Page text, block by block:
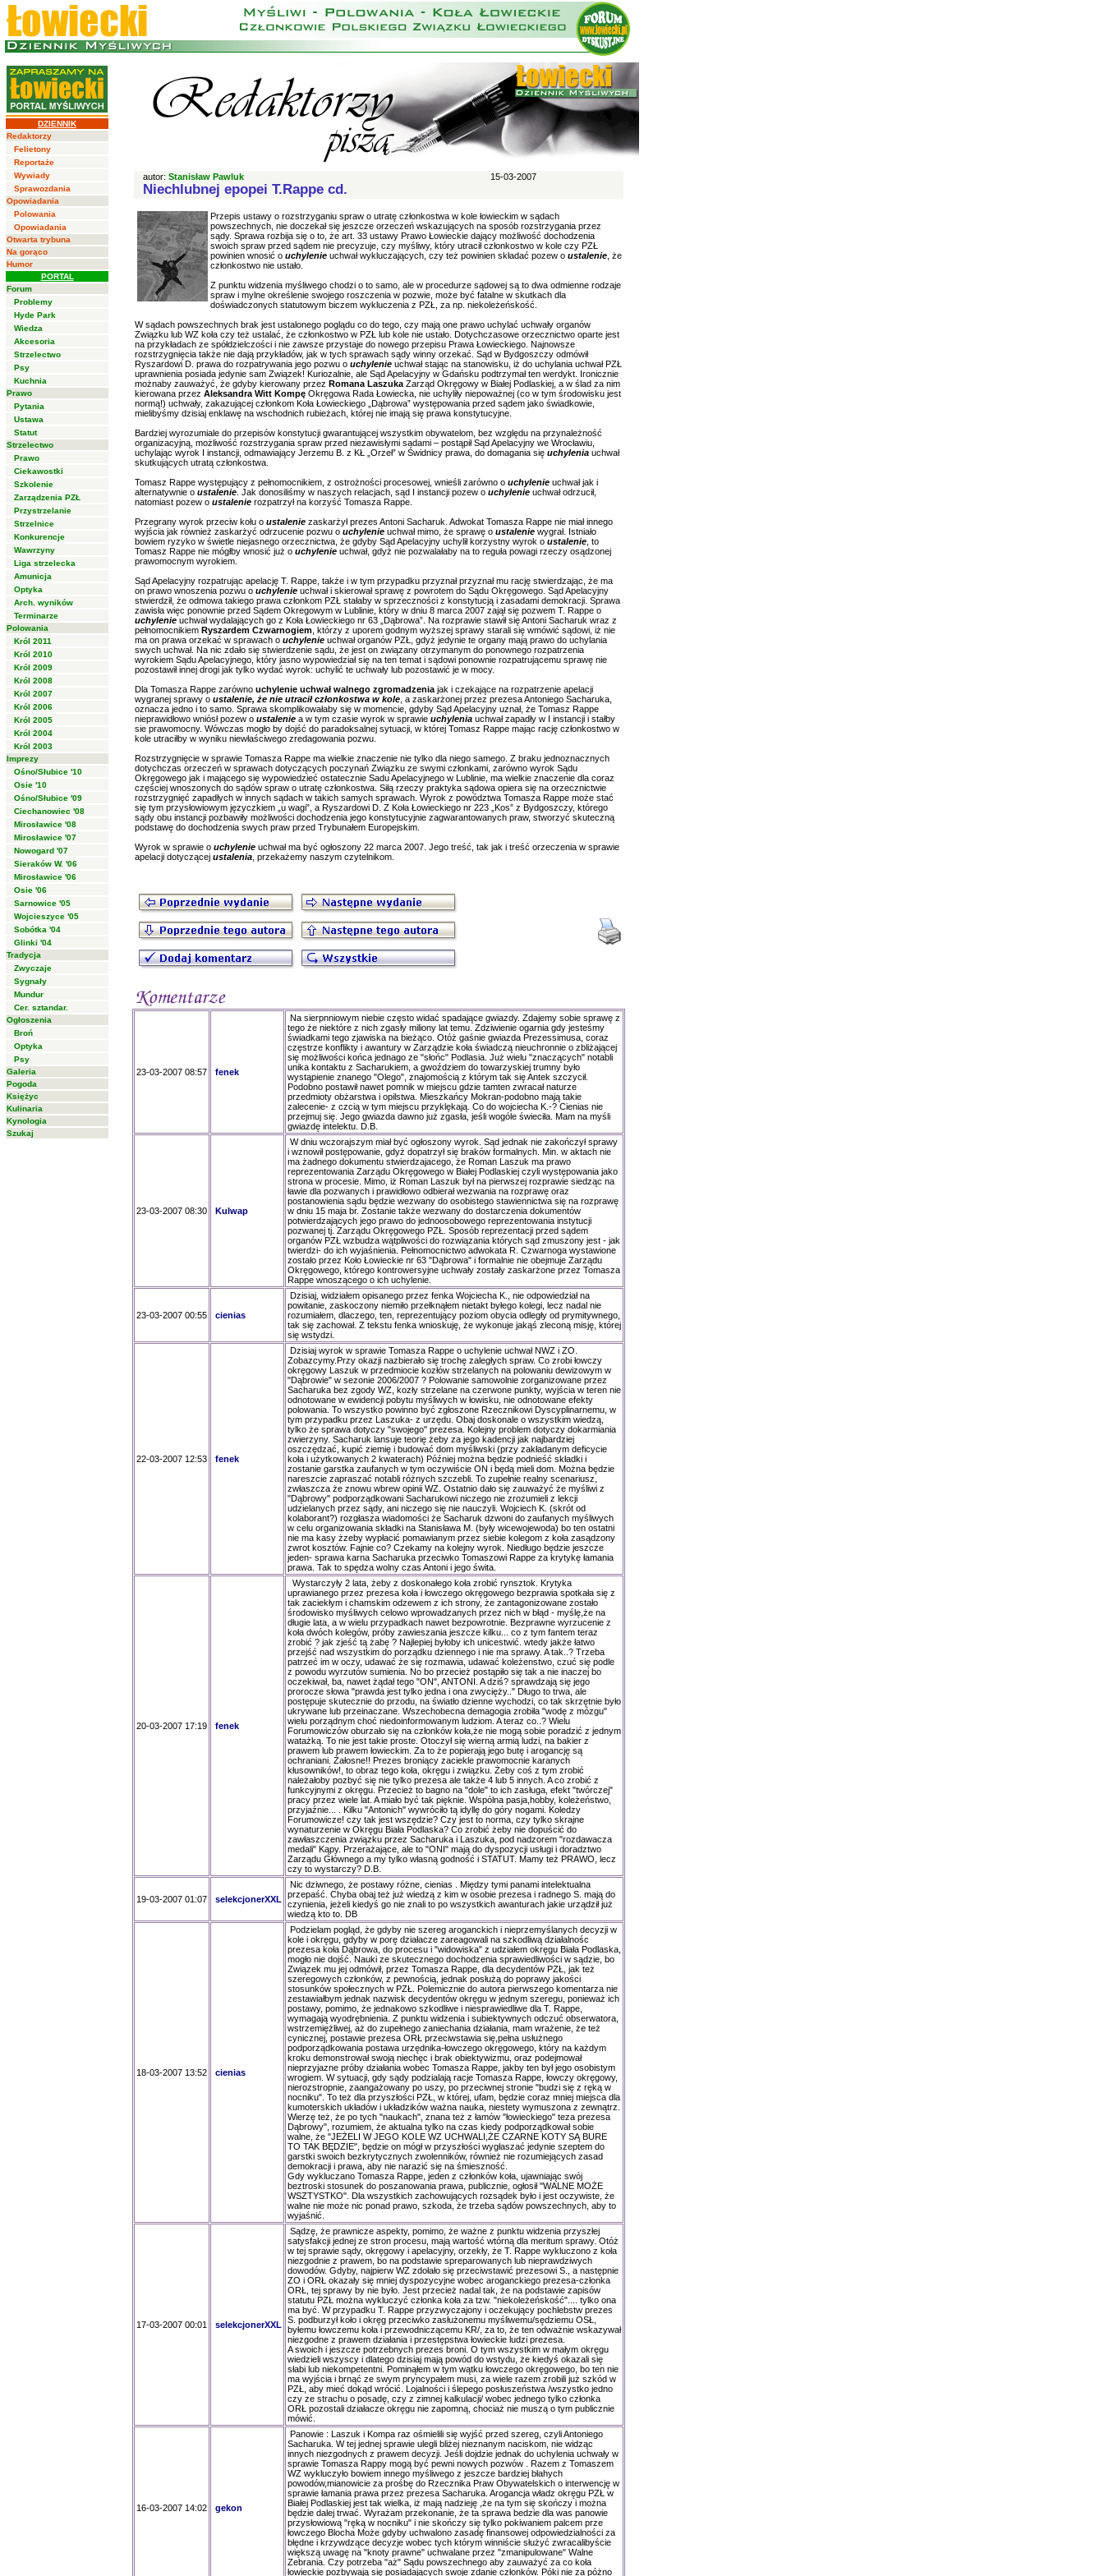
DZIENNIK
Redaktorzy
Felietony
Reportaże
Wywiady
Sprawozdania
Opowiadania
Polowania
Opowiadania
Otwarta trybuna
Na gorąco
Humor
PORTAL
Forum
Problemy
Hyde Park
Wiedza
Akcesoria
Strzelectwo
Psy
Kuchnia
Prawo
Pytania
Ustawa
Statut
Strzelectwo
Prawo
Ciekawostki
Szkolenie
Zarządzenia PZŁ
Przystrzelanie
Strzelnice
Konkurencje
Wawrzyny
Liga strzelecka
Amunicja
Optyka
Arch. wyników
Terminarze
Polowania
Król 2011
Król 2010
Król 2009
Król 2008
Król 2007
Król 2006
Król 2005
Król 2004
Król 2003
Imprezy
Ośno/Słubice '10
Osie '10
Ośno/Słubice '09
Ciechanowiec '08
Mirosławice '08
Mirosławice '07
Nowogard '07
Sieraków W. '06
Mirosławice '06
Osie '06
Sarnowice '05
Wojcieszyce '05
Sobótka '04
Glinki '04
Tradycja
Zwyczaje
Sygnały
Mundur
Cer. sztandar.
Ogłoszenia
Broń
Optyka
Psy
Galeria
Pogoda
Księżyc
Kulinaria
Kynologia
Szukaj
autor: Stanisław Pawluk 15-03-2007
Niechlubnej epopei T.Rappe cd.
Przepis ustawy o rozstrzyganiu spraw o utratę członkostwa w kole łowieckim w sądach
powszechnych, nie doczekał się jeszcze orzeczeń wskazujących na sposób rozstrzygania przez
sądy. Sprawa rozbija się o to, że art. 33 ustawy Prawo Łowieckie dający możliwość dochodzenia
swoich spraw przed sądem nie precyzuje, czy myśliwy, który utracił członkostwo w kole czy PZŁ
powinien wnosić o uchylenie uchwał wykluczających, czy też powinien składać pozew o ustalenie , że
członkostwo nie ustało.
Z punktu widzenia myśliwego chodzi o to samo, ale w procedurze sądowej są to dwa odmienne rodzaje
spraw i mylne określenie swojego roszczenia w pozwie, może być fatalne w skutkach dla
doświadczonych statutowym biczem wykluczenia z PZŁ, za np. niekoleżeńskość.
W sądach powszechnych brak jest ustalonego poglądu co do tego, czy mają one prawo uchylać uchwały organów
Związku lub WZ koła czy też ustalać, że członkostwo w PZŁ lub kole nie ustało. Dotychczasowe orzecznictwo oparte jest
na przykładach ze spółdzielczości i nie zawsze przystaje do nowego przepisu Prawa Łowieckiego. Najnowsze
rozstrzygnięcia także nie dają przykładów, jak w tych sprawach sądy winny orzekać. Sąd w Bydgoszczy odmówił
Ryszardowi D. prawa do rozpatrywania jego pozwu o uchylenie uchwał stając na stanowisku, iż do uchylania uchwał PZŁ
uprawnienia posiada jedynie sam Związek! Kuriozalnie, ale Sąd Apelacyjny w Gdańsku podtrzymał ten werdykt. Ironicznie
możnaby zauważyć, że gdyby kierowany przez Romana Laszuka Zarząd Okręgowy w Białej Podlaskiej, a w ślad za nim
kierowana przez Aleksandra Witt Kompę Okręgowa Rada Łowiecka, nie uchyliły niepoważnej (co w tym środowisku jest
normą!) uchwały, zakazującej członkom Koła Łowieckiego „Dąbrowa” występowania przed sądem jako świadkowie,
mielibyśmy dzisiaj enklawę na wschodnich rubieżach, której nie imają się prawa konstytucyjne.
Bardziej wyrozumiale do przepisów konstytucji gwarantującej wszystkim obywatelom, bez względu na przynależność
organizacyjną, możliwość rozstrzygania spraw przed niezawisłymi sadami – postąpił Sąd Apelacyjny we Wrocławiu,
uchylając wyrok I instancji, odmawiający Jerzemu B. z KŁ „Orzeł” w Świdnicy prawa, do domagania się uchylenia uchwał
skutkujących utratą członkostwa.
Tomasz Rappe występujący z pełnomocnikiem, z ostrożności procesowej, wnieśli zarówno o uchylenie uchwał jak i
alternatywnie o ustalenie . Jak donosiliśmy w naszych relacjach, sąd I instancji pozew o uchylenie uchwał odrzucił,
natomiast pozew o ustalenie rozpatrzył na korzyść Tomasza Rappe.
Przegrany wyrok przeciw kołu o ustalenie zaskarżył prezes Antoni Sacharuk. Adwokat Tomasza Rappe nie miał innego
wyjścia jak również zaskarżyć odrzucenie pozwu o uchylenie uchwał mimo, że sprawę o ustalenie wygrał. Istniało
bowiem ryzyko w świetle niejasnego orzecznictwa, że gdyby Sąd Apelacyjny uchylił korzystny wyrok o ustalenie , to
Tomasz Rappe nie mógłby wnosić już o uchylenie uchwał, gdyż nie pozwalałaby na to reguła powagi rzeczy osądzonej
prawomocnym wyrokiem.
Sąd Apelacyjny rozpatrując apelację T. Rappe, także i w tym przypadku przyznał przyznał mu rację stwierdzając, że ma
on prawo wnoszenia pozwu o uchylenie uchwał i skierował sprawę z powrotem do Sądu Okręgowego. Sąd Apelacyjny
stwierdził, że odmowa takiego prawa członkom PZŁ stałaby w sprzeczności z konstytucją i zasadami demokracji. Sprawa
zawisła więc ponownie przed Sądem Okregowym w Lublinie, który w dniu 8 marca 2007 zajął się pozwem T. Rappe o
uchylenie uchwał wydalających go z Koła Łowieckiego nr 63 „Dąbrowa”. Na rozprawie stawił się Antoni Sacharuk wraz z
pełnomocnikiem Ryszardem Czwarnogiem , którzy z uporem godnym wyższej sprawy starali się wmówić sądowi, iż nie
ma on prawa orzekać w sprawach o uchylenie uchwał organów PZŁ, gdyż jedynie te organy mają prawo do uchylania
swych uchwał. Na nic zdało się stwierdzenie sądu, że jest on związany otrzymanym do ponownego rozpatrzenia
wyrokiem Sądu Apelacyjnego, który jasno wypowiedział się na ten temat i sądowi ponownie rozpatrującemu sprawę nie
pozostawił innej drogi jak tylko wydać wyrok: uchylić te uchwały lub pozostawić je w mocy.
Dla Tomasza Rappe zarówno uchylenie uchwał walnego zgromadzenia jak i czekające na rozpatrzenie apelacji
wygranej sprawy o ustalenie, że nie utracił członkostwa w kole , a zaskarżonej przez prezesa Antoniego Sacharuka,
oznacza jedno i to samo. Sprawa skomplikowałaby się w momencie, gdyby Sąd Apelacyjny uznał, że Tomasz Rappe
nieprawidłowo wniósł pozew o ustalenie a w tym czasie wyrok w sprawie uchylenia uchwał zapadły w I instancji i stałby
sie prawomocny. Wówczas mogło by dojść do paradoksalnej sytuacji, w której Tomasz Rappe mając rację członkostwo w
kole utraciłby w wyniku niewłaściwego zredagowania pozwu.
Rozstrzygnięcie w sprawie Tomasza Rappe ma wielkie znaczenie nie tylko dla niego samego. Z braku jednoznacznych
dotychczas orzeczeń w sprawach dotyczących poczynań Związku ze swymi członkami, zarówno wyrok Sądu
Okręgowego jak i mającego się wypowiedzieć ostatecznie Sadu Apelacyjnego w Lublinie, ma wielkie znaczenie dla coraz
częściej wnoszonych do sądów spraw o utratę członkostwa. Siłą rzeczy praktyka sądowa opiera się na orzecznictwie
rozstrzygnięć zapadłych w innych sądach w takich samych sprawach. Wyrok z powództwa Tomasza Rappe może stać
się tym przysłowiowym języczkiem „u wagi”, a Ryszardowi D. Z Koła Łowieckiego nr 223 „Kos” z Bydgoszczy, którego
sądy obu instancji pozbawiły możliwości dochodzenia jego konstytucyjnie zagwarantowanych praw, stworzyć skuteczną
podstawę do dochodzenia swych praw przed Trybunałem Europejskim.
Wyrok w sprawie o uchylenie uchwał ma być ogłoszony 22 marca 2007. Jego treść, tak jak i treść orzeczenia w sprawie
apelacji dotyczącej ustalenia , przekażemy naszym czytelnikom.
23-03-2007 08:57 fenek
Na sierpnniowym niebie często widać spadające gwiazdy. Zdajemy sobie sprawę z
tego że niektóre z nich zgasły miliony lat temu. Zdziwienie ogarnia gdy jesteśmy
świadkami tego zjawiska na bieżąco. Otóż gaśnie gwiazda Prezessimusa, coraz
częstrze konflikty i awantury w Zarządzie koła świadczą nieuchronnie o zbliżającej
się możliwości końca jednago ze "słońc" Podlasia. Już wielu "znaczących" notabli
unika kontaktu z Sacharukiem, a gwoździem do towarzyskiej trumny było
wystąpienie znanego "Olego", znajomością z którym tak się Antek szczycił.
Podobno postawił nawet pomnik w miejscu gdzie tamten zwracał naturze
przedmioty obżarstwa i opilstwa. Mieszkańcy Mokran-podobno mają takie
zalecenie- z czcią w tym miejscu przyklękają. Co do wojciecha K.-? Cienias nie
przejmuj się. Jego gwiazda dawno już zgasła, jeśli wogóle świeciła. Mam na myśli
gwiazdę intelektu. D.B.
23-03-2007 08:30 Kulwap
W dniu wczorajszym miał być ogłoszony wyrok. Sąd jednak nie zakończył sprawy
i wznowił postępowanie, gdyż dopatrzył się braków formalnych. Min. w aktach nie
ma żadnego dokumentu stwierdzajacego, że Roman Laszuk ma prawo
reprezentowania Zarządu Okręgowego w Białej Podlaskiej czyli występowania jako
strona w procesie. Mimo, iż Roman Laszuk był na pierwszej rozprawie siedząc na
ławie dla pozwanych i prawidłowo odbierał wezwania na rozprawę oraz
postanowienia sądu będzie wezwany do osobistego stawiennictwa się na rozprawę
w dniu 15 maja br. Zostanie także wezwany do dostarczenia dokumentów
potwierdzających jego prawo do jednoosobowego reprezentowania instytucji
pozwanej tj. Zarządu Okręgowego PZŁ. Sposób reprezentacji przed sądem
organów PZŁ wzbudza wątpliwości do rozwiązania których sąd zmuszony jest - jak
twierdzi- do ich wyjaśnienia. Pełnomocnictwo adwokata R. Czwarnoga wystawione
zostało przez Koło Łowieckie nr 63 "Dąbrowa" i formalnie nie obejmuje Zarządu
Okręgowego, którego kontrowersyjne uchwały zostały zaskarżone przez Tomasza
Rappe wnoszącego o ich uchylenie.
23-03-2007 00:55 cienias
Dzisiaj, widziałem opisanego przez fenka Wojciecha K., nie odpowiedział na
powitanie, zaskoczony niemiło przełknąłem nietakt byłego kolegi, lecz nadal nie
rozumiałem, dlaczego, ten, reprezentujący poziom obycia odległy od prymitywnego,
tak się zachował. Z tekstu fenka wnioskuję, że wykonuje jakąś zleconą misję, której
się wstydzi.
22-03-2007 12:53 fenek
Dzisiaj wyrok w sprawie Tomasza Rappe o uchylenie uchwał NWZ i ZO.
Zobazcymy.Przy okazji nazbierało się trochę zaległych spraw. Co zrobi łowczy
okręgowy Laszuk w przedmiocie kozłów strzelanych na polowaniu dewizowym w
"Dąbrowie" w sezonie 2006/2007 ? Polowanie samowolnie zorganizowane przez
Sacharuka bez zgody WZ, kozły strzelane na czerwone punkty, wyjścia w teren nie
odnotowane w ewidencji pobytu myśliwych w łowisku, nie odnotowane efekty
polowania. To wszystko powinno być zgłoszone Rzecznikowi Dyscyplinarnemu, w
tym przypadku przez Laszuka- z urzędu. Obaj doskonale o wszystkim wiedzą,
tylko że sprawa dotyczy "swojego" prezesa. Kolejny problem dotyczy dokarmiania
zwierzyny. Sacharuk lansuje teorię żeby za jego kadencji jak najbardziej
oszczędzać, kupić ziemię i budować dom myśliwski (przy zakładanym deficycie
koła i użytkowanych 2 kwaterach) Później można będzie podnieść składki i
zostanie garstka zaufanych w tym oczywiście ON i będą mieli dom. Można będzie
nareszcie zapraszać notabli różnych szczebli. To zupełnie realny scenariusz,
zwłaszcza że znowu wbrew opinii WZ. Ostatnio dało się zauważyć że myśliwi z
"Dąbrowy" podporządkowani Sacharukowi niczego nie zrozumieli z lekcji
udzielanych przez sądy, ani niczego się nie nauczyli. Wojciech K. (skrót od
kolaborant?) rozgłasza wiadomości że Sacharuk dzwoni do zaufanych myśliwych
w celu organizowania składki na Stanisława M. (były wicewojewoda) bo ten ostatni
nie ma kasy żzeby wypłacić pomawianym przez siebie kolegom z koła zasądzony
zwrot kosztów. Fajnie co? Czekamy na kolejny wyrok. Niedługo będzie jeszcze
jeden- sprawa karna Sacharuka przeciwko Tomaszowi Rappe za krytykę łamania
prawa. Tak to spędza wolny czas Antoni i jego świta.
20-03-2007 17:19 fenek
Wystarczyły 2 lata, żeby z doskonałego koła zrobić rynsztok. Krytyka
uprawianego przez prezesa koła i łowczego okręgowego bezprawia spotkała się z
tak zaciekłym i chamskim odzewem z ich strony, że zantagonizowane zostało
środowisko myśliwych celowo wprowadzanych przez nich w błąd - myślę,że na
długie lata, a w wielu przypadkach nawet bezpowrotnie. Bezprawne wyrzucenie z
koła dwóch kolegów, próby zawieszania jeszcze kilku... co z tym fantem teraz
zrobić ? jak zjeść tą żabę ? Najlepiej byłoby ich unicestwić. wtedy jakże łatwo
przejść nad wszystkim do porządku dziennego i nie ma sprawy. A tak..? Trzeba
patrzeć im w oczy, udawać że się rozmawia, udawać koleżenstwo, czuć się podle
z powodu wyrzutów sumienia. No bo przecież postąpiło się tak a nie inaczej bo
oczekiwał, ba, nawet żądał tego "ON", ANTONI. A dziś? sprawdzają się jego
prorocze słowa "prawda jest tylko jedna i ona zwycięży.." Długo to trwa, ale
postępuje skutecznie do przodu, na światło dzienne wychodzi, co tak skrzętnie było
ukrywane lub przeinaczane. Wszechobecna demagogia zrobiła "wodę z mózgu"
wielu porządnym choć niedoinformowanym ludziom. A teraz co..? Wielu
Forumowiczów oburzało się na członków koła,że nie mogą sobie poradzić z jednym
watażką. To nie jest takie proste. Otoczył się wierną armią ludzi, na bakier z
prawem lub prawem łowieckim. Za to że popierają jego butę i arogancję są
ochraniani. Żałosne!! Prezes broniący zaciekle prawomocnie karanych
kłusowników!, to obraz tego koła, okręgu i związku. Żeby coś z tym zrobić
należałoby pozbyć się nie tylko prezesa ale także 4 lub 5 innych. A co zrobić z
funkcyjnymi z okręgu. Przecież to bagno na "dole" to ich zasługa, efekt "twórczej"
pracy przez wiele lat. A miało być tak pięknie. Wspólna pasja,hobby, koleżeństwo,
przyjaźnie... . Kilku "Antonich" wywróciło tą idyllę do góry nogami. Koledzy
Forumowicze! czy tak jest wszędzie? Czy jest to norma, czy tylko skrajne
wynaturzenie w Okręgu Biała Podlaska? Co zrobić żeby nie dopuścić do
zawłaszczenia związku przez Sacharuka i Laszuka, pod nadzorem "rozdawacza
medali" Kąpy. Przerażające, ale to "ONI" mają do dyspozycji usługi i doradztwo
Zarządu Głównego a my tylko własną godność i STATUT. Mamy też PRAWO, lecz
czy to wystarczy? D.B.
19-03-2007 01:07 selekcjonerXXL
Nic dziwnego, że postawy różne, cienias . Między tymi panami intelektualna
przepaść. Chyba obaj też już wiedzą z kim w osobie prezesa i radnego S. mają do
czynienia, jeżeli kiedyś go nie znali to po wszystkich awanturach jakie urządził już
wiedzą kto to. DB
18-03-2007 13:52 cienias
Podzielam pogląd, że gdyby nie szereg aroganckich i nieprzemyślanych decyzji w
kole i okręgu, gdyby w porę działacze zareagowali na szkodliwą działalnośc
prezesa koła Dąbrowa, do procesu i "widowiska" z udziałem okręgu Biała Podlaska,
mogło nie dojść. Nauki ze skutecznego dochodzenia sprawiedliwości w sądzie, bo
Związek mu jej odmówił, przez Tomasza Rappe, dla decydentów PZŁ, jak też
szeregowych członków, z pewnością, jednak posłużą do poprawy jakości
stosunków społecznych w PZŁ. Polemicznie do autora pierwszego komentarza nie
zestawiałbym jednak nazwisk decydentów okręgu w jednym szeregu, ponieważ ich
postawy, pomimo, że jednakowo szkodliwe i niesprawiedliwe dla T. Rappe,
wymagają wyodrębnienia. Z punktu widzenia i subiektywnych odczuć obserwatora,
wstrzemiężliwej, aż do zupełnego zaniechania działania, mam wrażenie, że też
cynicznej, postawie prezesa ORŁ przeciwstawia się,pełna usłużnego
podporządkowania postawa urzędnika-łowczego okręgowego, który na każdym
kroku demonstrował swoją niechęc i brak obiektywizmu, oraz podejmował
nieprzyjazne próby działania wobec Tomasza Rappe, jakby ten był jego osobistym
wrogiem. W sytuacji, gdy sądy podzialają racje Tomasza Rappe, łowczy okręgowy,
nierozstropnie, zaangażowany po uszy, po przeciwnej stronie "budzi się z ręką w
nocniku". To też dla przyszłości PZŁ, w której, ufam, będzie coraz mniej miejsca dla
kumoterskich układów i układzików ważna nauka, niestety wymuszona z zewnątrz.
Wierzę też, że po tych "naukach", znana też z łamów "łowieckiego" teza prezesa
Dąbrowy", rozumiem, że aktualna tylko na czas kiedy podporządkował sobie
walne, że "JEŻELI W JEGO KOLE WZ UCHWALI,ŻE CZARNE KOTY SĄ BURE
TO TAK BĘDZIE", będzie on mógł w przyszłości wygłaszać jedynie szeptem do
garstki swoich bezkrytycznych zwolenników, również nie rozumiejących zasad
demokracji i prawa, aby nie narazić się na śmieszność.
Gdy wykluczano Tomasza Rappe, jeden z członków koła, ujawniając swój
beztroski stosunek do poszanowania prawa, publicznie, ogłosił "WALNE MOŻE
WSZTYSTKO". Dla wszystkich zachowujących rozsądek było i jest oczywiste, że
walne nie może nic ponad prawo, szkoda, że trzeba sądów powszechnych, aby to
wyjaśnić.
17-03-2007 00:01 selekcjonerXXL
Sądzę, że prawnicze aspekty, pomimo, że ważne z punktu widzenia przyszłej
satysfakcji jednej ze stron procesu, mają wartość wtórną dla meritum sprawy. Otóż
w tej sprawie sądy, okręgowy i apelacyjny, orzekły, że T. Rappe wykluczono z koła
niezgodnie z prawem, bo na podstawie spreparowanych lub nieprawdziwych
dowodów. Gdyby, najpierw WZ zdołało się przeciwstawić prezesowi S., a następnie
ZO i ORŁ okazały się mniej dyspozycyjne wobec aroganckiego prezesa-członka
ORŁ, tej sprawy by nie było. Jest przecież nadal tak, że na podstawie zapisów
statutu PZŁ można wykluczyć członka koła za tzw. "niekoleżeńskość".... tylko ona
ma być. W przypadku T. Rappe przyzwyczajony i oczekujący pochlebstw prezes
S. podburzył koło i okręg przeciwko zasłużonemu myśliwemu/sędziemu OSŁ,
byłemu łowczemu koła i przewodniczącemu KR/, za to, że ten odważnie wskazywał
niezgodne z prawem działania i przestępstwa łowieckie ludzi prezesa.
A swoich i jeszcze potrzebnych prezes broni. O tym wszystkim w małym okręgu
wiedzieli wszyscy i dlatego dzisiaj mają powód do wstydu, że kiedyś okazali się
słabi lub niekompetentni. Pominąłem w tym wątku łowczego okręgowego, bo ten nie
ma wyjścia i brnąć ze swym pryncypałem musi, za wiele razem zrobili już szkód w
PZŁ, aby mieć dokąd wrócić. Lojalności i ślepego posłuszeństwa /wszystko jedno
czy ze strachu o posadę, czy z zimnej kalkulacji/ wobec jednego tylko członka
ORŁ pozostali działacze okręgu nie zapomną, chociaż nie muszą o tym publicznie
mówić.
16-03-2007 14:02 gekon
Panowie : Laszuk i Kompa raz ośmielili się wyjść przed szereg, czyli Antoniego
Sacharuka. W tej jednej sprawie ulegli bliżej nieznanym naciskom, nie widząc
innych niezgodnych z prawem decyzji. Jeśli dojdzie jednak do uchylenia uchwały w
sprawie Tomasza Rappy mogą być pewni nowych pozwów . Razem z Tomaszem
WZ wykluczyło bowiem innego myśliwego z jeszcze bardziej błahych
powodów,mianowicie za prośbę do Rzecznika Praw Obywatelskich o interwencję w
sprawie łamania prawa przez prezesa Sacharuka. Arogancja władz okręgu PZŁ w
Białej Podlaskiej jest tak wielka, iż mają nadzieję ,że na tym się skończy i można
będzie dalej trwać. Wyrażam przekonanie, że ta sprawa bedzie dla was panowie
przysłowiową "ręką w nocniku" i nie skończy się tylko pokiwaniem palcem prze
łowczego Blocha Może gdyby uchwalono zasadę finansowej odpowiedzialności za
błędne i krzywdzące decyzje wobec tych którym winniście służyć zwracalibyście
większą uwagę na "knoty prawne" uchwalane przez "zmanipulowane" Walne
Zebrania. Czy potrzeba "aż" Sądu powszechnego aby zauważyć za co koła
łowieckie pozbywają się posiadających swoje zdanie członków. Póki nie za póżno